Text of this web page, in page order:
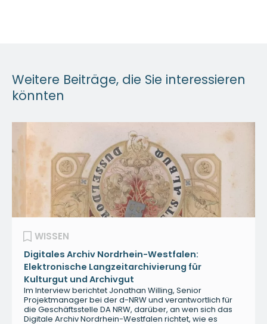
Weitere Beiträge, die Sie interessieren
könnten
WISSEN
Digitales Archiv Nordrhein-Westfalen:
Elektronische Langzeitarchivierung für
Kulturgut und Archivgut
Im Interview berichtet Jonathan Willing, Senior
Projektmanager bei der d-NRW und verantwortlich für
die Geschäftsstelle DA NRW, darüber, an wen sich das
Digitale Archiv Nordrhein-Westfalen richtet, wie es